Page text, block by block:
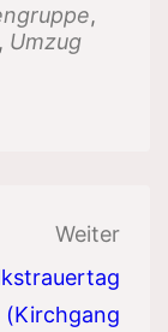
,
, Umzug
Weiter
(Kirchgang